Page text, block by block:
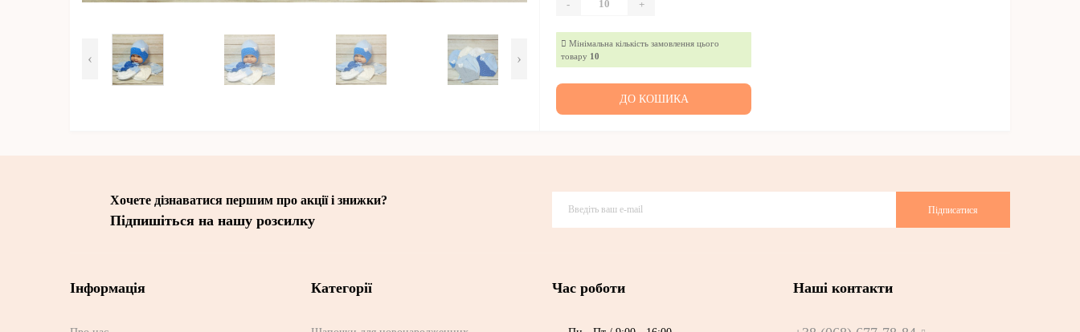
‹ ›
- +
Мінімальна кількість замовлення цього
товару 10
ДО КОШИКА
Хочете дізнаватися першим про акції і знижки?
Підпишіться на нашу розсилку
Підписатися
Інформація Категорії Час роботи Наші контакти